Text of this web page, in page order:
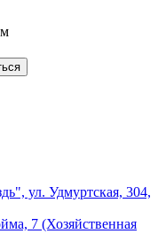
ул. Удмуртская, 304,
7 (Хозяйственная